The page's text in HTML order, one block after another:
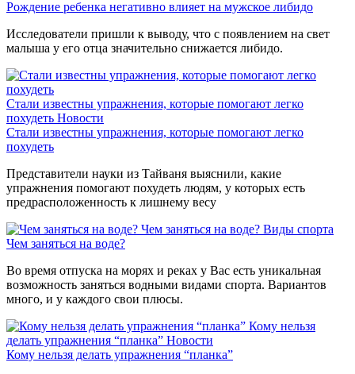
Рождение ребенка негативно влияет на мужское либидо
Исследователи пришли к выводу, что с появлением на свет
малыша у его отца значительно снижается либидо.
Стали известны упражнения, которые помогают легко
похудеть Новости
Стали известны упражнения, которые помогают легко
похудеть
Представители науки из Тайваня выяснили, какие
упражнения помогают похудеть людям, у которых есть
предрасположенность к лишнему весу
Чем заняться на воде? Виды спорта
Чем заняться на воде?
Во время отпуска на морях и реках у Вас есть уникальная
возможность заняться водными видами спорта. Вариантов
много, и у каждого свои плюсы.
Кому нельзя
делать упражнения “планка” Новости
Кому нельзя делать упражнения “планка”